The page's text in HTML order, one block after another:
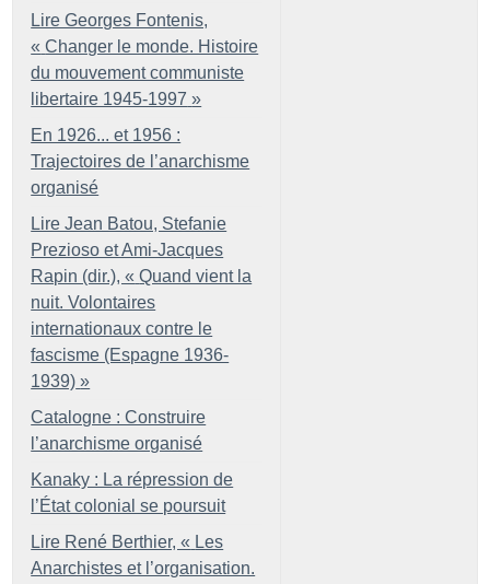
Lire Georges Fontenis,
« Changer le monde. Histoire
du mouvement communiste
libertaire 1945-1997 »
En 1926... et 1956 :
Trajectoires de l’anarchisme
organisé
Lire Jean Batou, Stefanie
Prezioso et Ami-Jacques
Rapin (dir.), « Quand vient la
nuit. Volontaires
internationaux contre le
fascisme (Espagne 1936-
1939) »
Catalogne : Construire
l’anarchisme organisé
Kanaky : La répression de
l’État colonial se poursuit
Lire René Berthier, « Les
Anarchistes et l’organisation.